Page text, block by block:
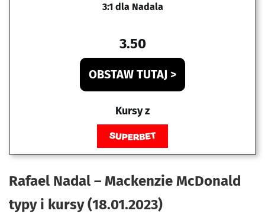
3:1 dla Nadala
3.50
OBSTAW TUTAJ >
Kursy z
Rafael Nadal – Mackenzie McDonald
typy i kursy (18.01.2023)